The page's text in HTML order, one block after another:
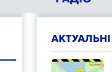
АКТУАЛЬНІ